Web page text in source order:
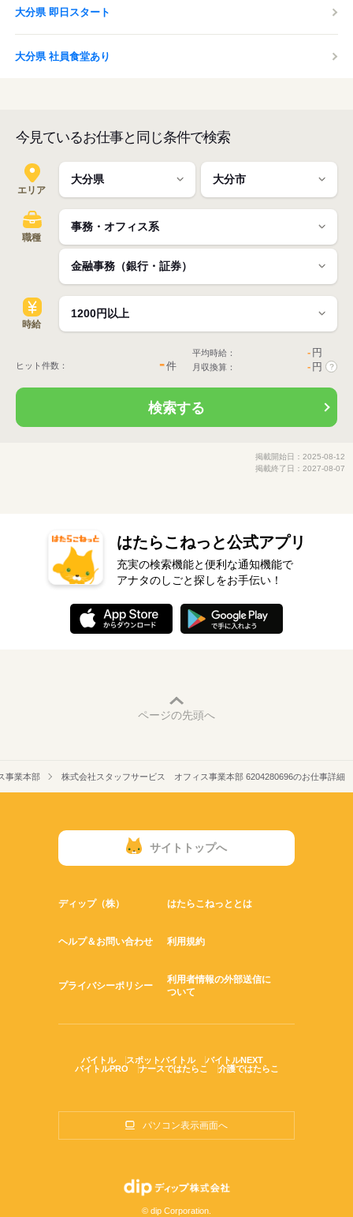
大分県 即日スタート
大分県 社員食堂あり
今見ているお仕事と同じ条件で検索
エリア
職種
時給
ヒット件数： -件
平均時給： - 円
月収換算： - 円 ?
検索する
掲載開始日：2025-08-12
掲載終了日：2027-08-07
はたらこねっと公式アプリ
充実の検索機能と便利な通知機能で
アナタのしごと探しをお手伝い！
ページの先頭へ
事業本部 株式会社スタッフサービス オフィス事業本部 6204280696のお仕事詳細
サイトトップへ
ディップ（株） はたらこねっととは
ヘルプ＆お問い合わせ 利用規約
プライバシーポリシー
利用者情報の外部送信に
ついて
バイトル スポットバイトル
バイトルNEXT
バイトルPRO
ナースではたらこ 介護ではたらこ
パソコン表示画面へ
© dip Corporation.